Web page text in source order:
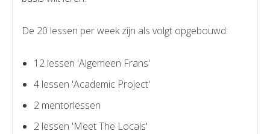
De 20 lessen per week zijn als volgt opgebouwd:
12 lessen 'Algemeen Frans'
4 lessen 'Academic Project'
2 mentorlessen
2 lessen 'Meet The Locals'